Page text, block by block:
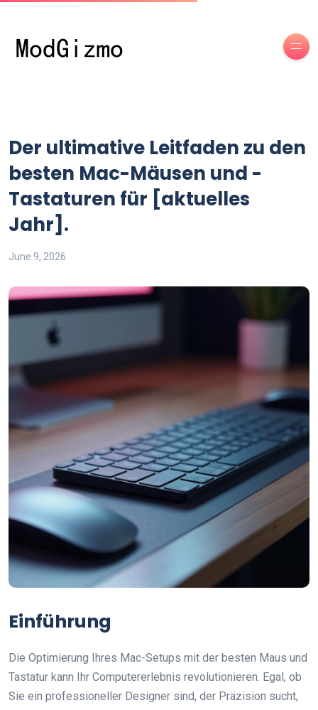
Der ultimative Leitfaden zu den
besten Mac-Mäusen und -
Tastaturen für [aktuelles
Jahr].
June 9, 2026
Einführung
Die Optimierung Ihres Mac-Setups mit der besten Maus und
Tastatur kann Ihr Computererlebnis revolutionieren. Egal, ob
Sie ein professioneller Designer sind, der Präzision sucht,